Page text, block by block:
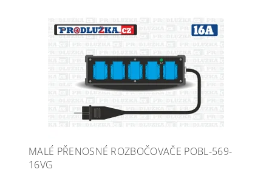
MALÉ PŘENOSNÉ ROZBOČOVAČE POBL-569-
16VG